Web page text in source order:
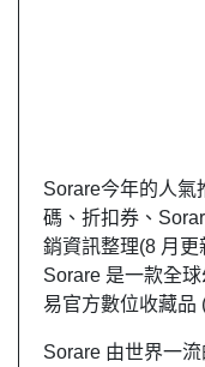
Sorare今年的人氣
碼、折扣券、
銷資訊整理(8 月
Sorare 是一款全
易官方數位收藏品
Sorare 由世界一